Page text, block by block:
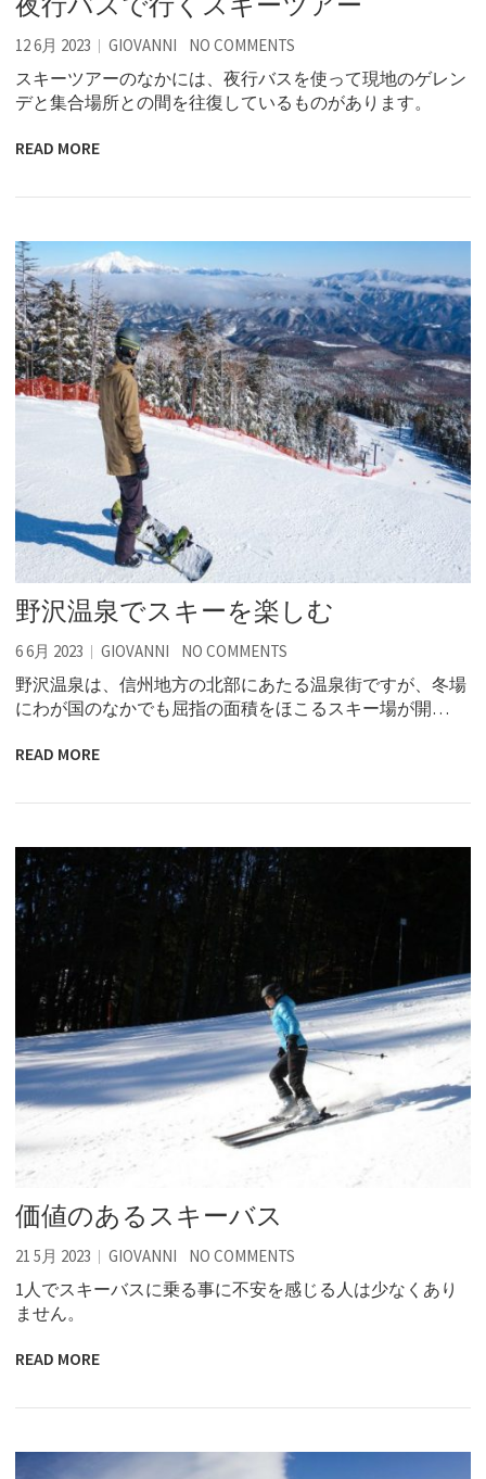
12 6月 2023 GIOVANNI NO COMMENTS
スキーツアーのなかには、夜行バスを使って現地のゲレン
デと集合場所との間を往復しているものがあります。
READ MORE
野沢温泉でスキーを楽しむ
6 6月 2023 GIOVANNI NO COMMENTS
野沢温泉は、信州地方の北部にあたる温泉街ですが、冬場
にわが国のなかでも屈指の面積をほこるスキー場が開…
READ MORE
価値のあるスキーバス
21 5月 2023 GIOVANNI NO COMMENTS
1人でスキーバスに乗る事に不安を感じる人は少なくあり
ません。
READ MORE